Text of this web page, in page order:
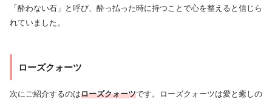
「酔わない石」と呼び、酔っ払った時に持つことで心を整えると信じら
れていました。
ローズクォーツ
次にご紹介するのはローズクォーツです。ローズクォーツは愛と癒しの